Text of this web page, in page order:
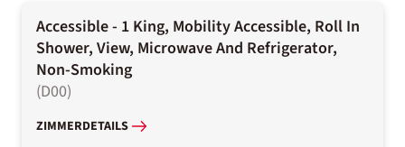
Accessible - 1 King, Mobility Accessible, Roll In
Shower, View, Microwave And Refrigerator,
Non-Smoking
(D00)
ZIMMERDETAILS